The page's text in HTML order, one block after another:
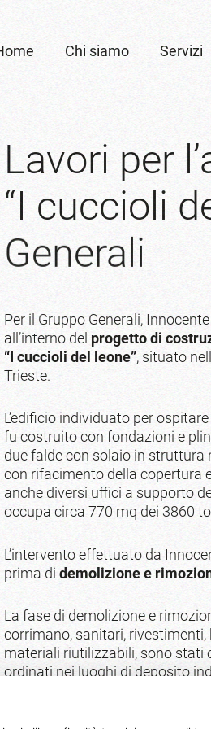
Chi siamo Servizi
Lavori per
“I cuccioli
Generali
Per il Gruppo Generali,
all’interno del progetto di
“I cuccioli del leone”, situato
Trieste.
L’edificio individuato per
fu costruito con fondazioni e
due falde con solaio in
con rifacimento della copertura
anche diversi uffici a supporto
occupa circa 770 mq dei 3860
L’intervento effettuato da
prima di demolizione e
La fase di demolizione e
corrimano, sanitari,
materiali riutilizzabili, sono stati
ordinati nei luoghi di deposito